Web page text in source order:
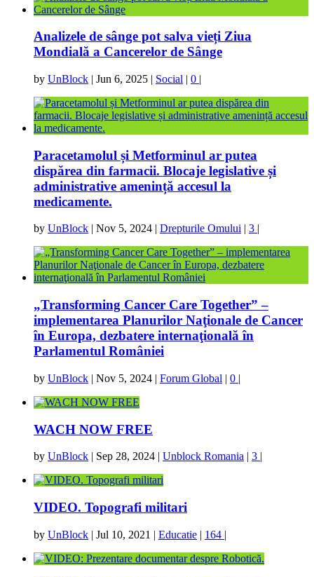
Analizele de sânge pot salva vieți Ziua
Mondială a Cancerelor de Sânge
by UnBlock | Jun 6, 2025 | Social | 0 |
Paracetamolul și Metforminul ar putea
dispărea din farmacii. Blocaje legislative și
administrative amenință accesul la
medicamente.
by UnBlock | Nov 5, 2024 | Drepturile Omului | 3 |
„Transforming Cancer Care Together” –
implementarea Planurilor Naţionale de Cancer
în Europa, dezbatere internaţională în
Parlamentul României
by UnBlock | Nov 5, 2024 | Forum Global | 0 |
WACH NOW FREE
by UnBlock | Sep 28, 2024 | Unblock Romania | 3 |
VIDEO. Topografi militari
by UnBlock | Jul 10, 2021 | Educatie | 164 |